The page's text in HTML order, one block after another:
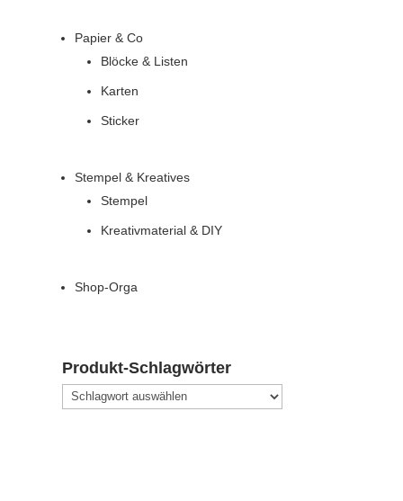
Papier & Co
Blöcke & Listen
Karten
Sticker
Stempel & Kreatives
Stempel
Kreativmaterial & DIY
Shop-Orga
Produkt-Schlagwörter